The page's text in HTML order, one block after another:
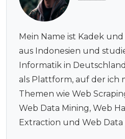
Mein Name ist Kadek
aus Indonesien und
Informatik in
als Plattform, auf der ich
Themen wie Web
Web Data Mining, Web
Extraction und Web